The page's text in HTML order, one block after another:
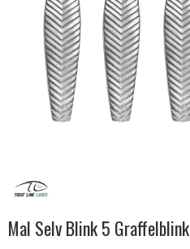
Mal Selv Blink 5 Graffelblink